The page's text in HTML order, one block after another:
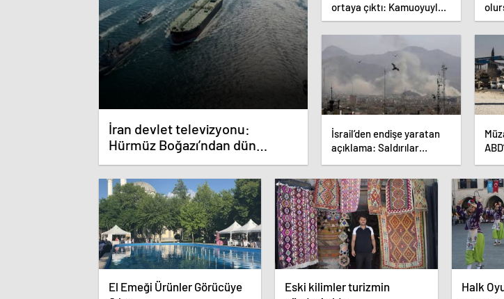
İran devlet televizyonu:
Hürmüz Boğazı’ndan dün
geceden beri 30’dan fazla gemi
geçiş yaptı
ortaya çıktı: Kamuoyuyla
ilk kez paylaşıldı
İsrail’den endişe yaratan
açıklama: Saldırılar
El Emeği Ürünler Görücüye
Eski kilimler turizmin
Halk